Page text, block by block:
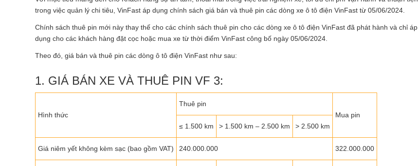
trong việc quản lý chi tiêu, VinFast áp dụng chính sách giá bán và thuê pin các dòng xe ô tô điện VinFast từ 05/06/2024.
Chính sách thuê pin mới này thay thế cho các chính sách thuê pin cho các dòng xe ô tô điện VinFast đã phát hành và chỉ áp
dụng cho các khách hàng đặt cọc hoặc mua xe từ thời điểm VinFast công bố ngày 05/06/2024.
Theo đó, giá bán và thuê pin các dòng ô tô điện VinFast như sau:
1. GIÁ BÁN XE VÀ THUÊ PIN VF 3:
Hình thức
Thuê pin
Mua pin
≤ 1.500 km
> 1.500 km – 2.500 km > 2.500 km
Giá niêm yết không kèm sạc (bao gồm VAT) 240.000.000 322.000.000